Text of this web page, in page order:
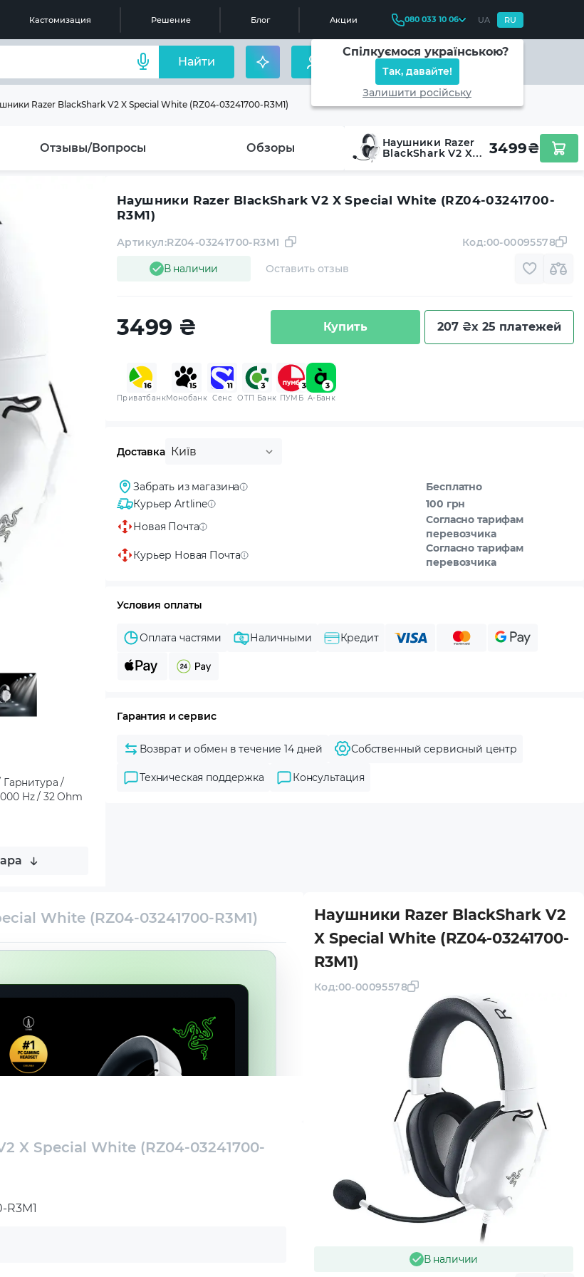
Кастомизация Решение Блог Акции 080 033 10 06 UA RU
Спілкуємося українською?
Так, давайте!
Залишити російську
Найти
Razer BlackShark V2 X Special White (RZ04-03241700-R3M1)
Отзывы/Вопросы Обзоры
Наушники Razer
BlackShark V2 X
3499₴
Гарнитура /
Hz / 32 Ohm
Наушники Razer BlackShark V2 X Special White (RZ04-03241700-
R3M1)
В наличии
Артикул:RZ04-03241700-R3M1
Оставить отзыв
Код:00-00095578
3499 ₴ Купить 207 ₴x 25 платежей
ПриватбанкМонобанк Сенс ОТП Банк ПУМБ A-Банк
Доставка Київ
Забрать из магазина
Бесплатно
Курьер Artline
100 грн
Новая Почта
Согласно тарифам
перевозчика
Курьер Новая Почта
Согласно тарифам
перевозчика
Условия оплаты
Оплата частями Наличными Кредит
Гарантия и сервис
Возврат и обмен в течение 14 дней Собственный сервисный центр
Техническая поддержка Консультация
White (RZ04-03241700-R3M1)
X Special White (RZ04-03241700-
R3M1
Наушники Razer BlackShark V2
X Special White (RZ04-03241700-
R3M1)
Код:00-00095578
В наличии